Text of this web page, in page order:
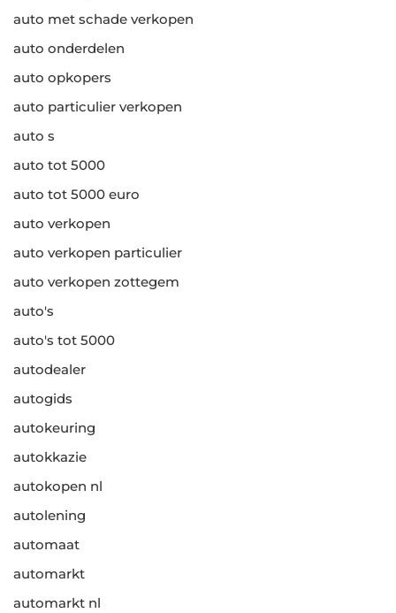
auto met schade verkopen
auto onderdelen
auto opkopers
auto particulier verkopen
auto s
auto tot 5000
auto tot 5000 euro
auto verkopen
auto verkopen particulier
auto verkopen zottegem
auto's
auto's tot 5000
autodealer
autogids
autokeuring
autokkazie
autokopen nl
autolening
automaat
automarkt
automarkt nl